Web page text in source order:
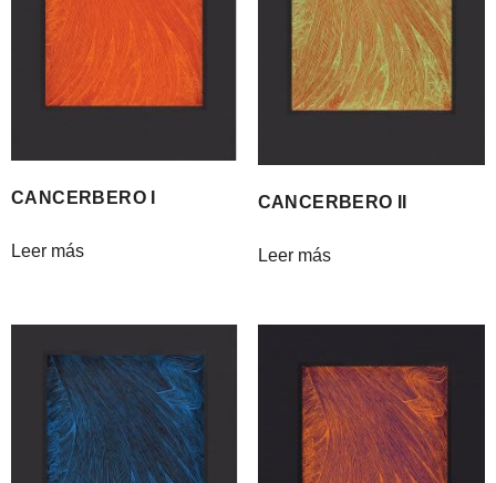
CANCERBERO I
Leer más
CANCERBERO II
Leer más